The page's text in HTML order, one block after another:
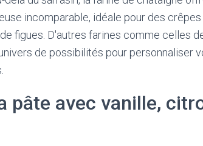
incomparable, idéale pour des
figues. D'autres farines comme celles
de possibilités pour personnaliser
pâte avec vanille,